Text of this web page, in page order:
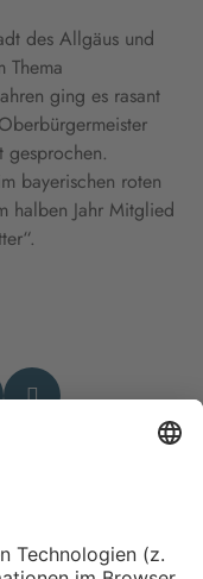
des Allgäus und
Thema
ging es rasant
bayerischen roten
halben Jahr Mitglied